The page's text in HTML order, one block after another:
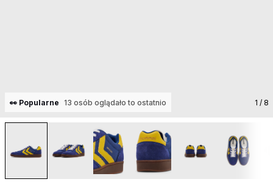
👀 Popularne 13 osób oglądało to ostatnio 1 / 8